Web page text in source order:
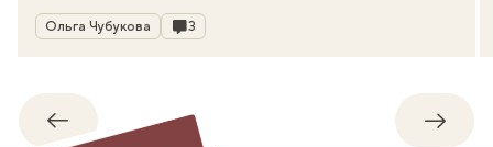
Автор
Ольга Чубукова Комментарии
3
Обратно